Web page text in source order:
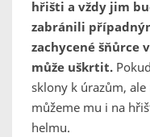
hřišti a vždy jim
zabránili
zachycené šňůrce
může uškrtit.
sklony k úrazům,
můžeme mu i na
helmu.